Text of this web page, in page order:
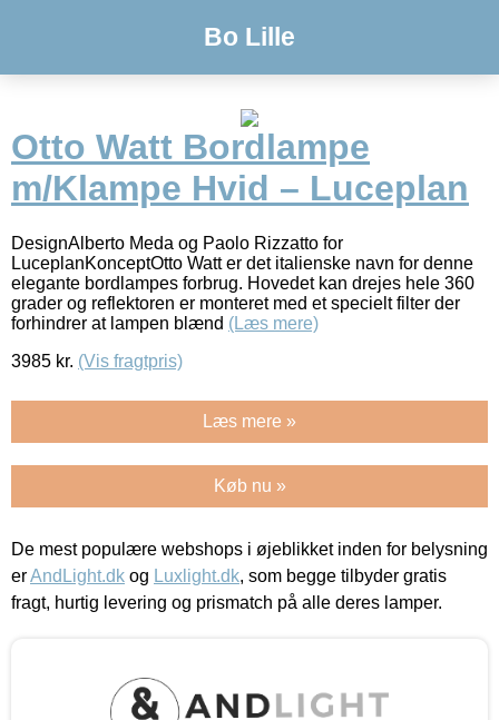
Bo Lille
Otto Watt Bordlampe
m/Klampe Hvid – Luceplan
DesignAlberto Meda og Paolo Rizzatto for
LuceplanKonceptOtto Watt er det italienske navn for denne
elegante bordlampes forbrug. Hovedet kan drejes hele 360
grader og reflektoren er monteret med et specielt filter der
forhindrer at lampen blænd (Læs mere)
3985 kr. (Vis fragtpris)
Læs mere »
Køb nu »
De mest populære webshops i øjeblikket inden for belysning
erAndLight.dk og Luxlight.dk, som begge tilbyder gratis
fragt, hurtig levering og prismatch på alle deres lamper.